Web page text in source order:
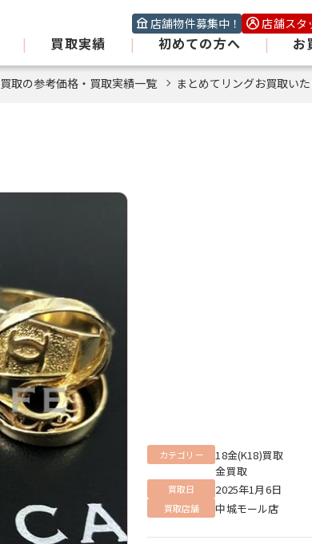
店舗物件募集中！ 店舗スタ
| 買取実績 | 初めての方へ | お
取の参考価格・買取実績一覧 まとめてリングお買取い
カテゴリー
18金(K18)買取
金買取
買取日 2025年1月6日
買取店舗 中城モール店